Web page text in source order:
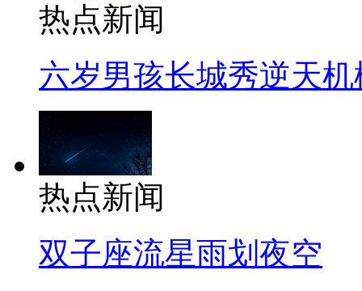
热点新闻
六岁男孩长城秀逆天机
热点新闻
双子座流星雨划夜空